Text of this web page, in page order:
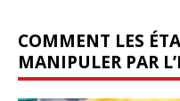
COMMENT LES
MANIPULER PAR